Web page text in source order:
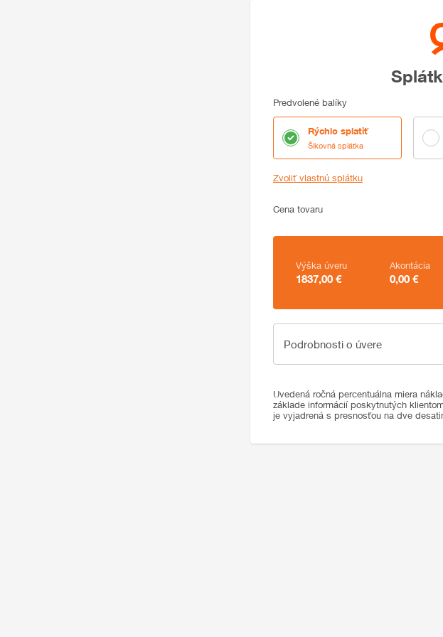
Predvolené balíky
Rýchlo splatiť
Šikovná splátka
Zvoliť vlastnú splátku
Cena
Cena tovaru
Zhrnutie
Výška úveru
1837,00 €
Akontácia
0,00 €
Podrobnosti o úvere
Podrobnosti o úvere
Uvedená ročná percentuálna miera
základe informácií poskytnutých
je vyjadrená s presnosťou na dve